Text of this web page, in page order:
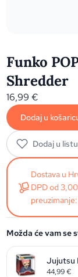
Funko
Shredder
16,99€
Dodaj u
Dodaj u
Dostava u
DPD od
Možda će vam se
44,99€